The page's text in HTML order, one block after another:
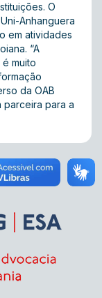
O
Anhanguera
em atividades
“A
muito
da OAB
parceira para a